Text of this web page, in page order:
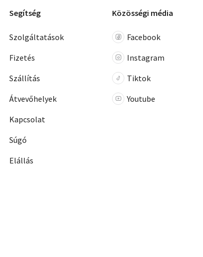
Segítség
Szolgáltatások
Fizetés
Szállítás
Átvevőhelyek
Kapcsolat
Súgó
Elállás
Közösségi média
Facebook
Instagram
Tiktok
Youtube